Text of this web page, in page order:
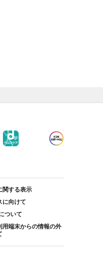
関する表示
に向けて
ついて
用端末からの情報の外